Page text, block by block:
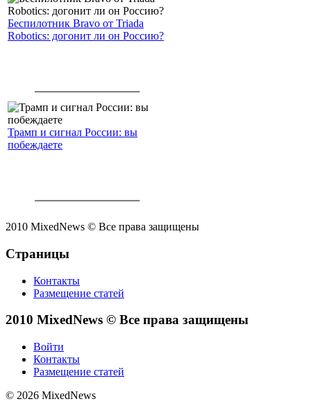
Беспилотник Bravo от Triada
Robotics: догонит ли он Россию?
Трамп и сигнал России: вы
побеждаете
2010 MixedNews © Все права защищены
Страницы
Контакты
Размещение статей
2010 MixedNews © Все права защищены
Войти
Контакты
Размещение статей
© 2026 MixedNews